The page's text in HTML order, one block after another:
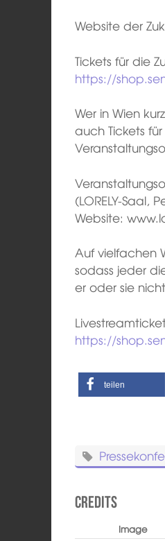
Website der
Tickets für die
https://
Wer in Wien
auch Tickets
(LORELY-Saal,
Website:
Auf vielfachen
sodass jeder
er oder sie
https://
teilen
Credits
Image